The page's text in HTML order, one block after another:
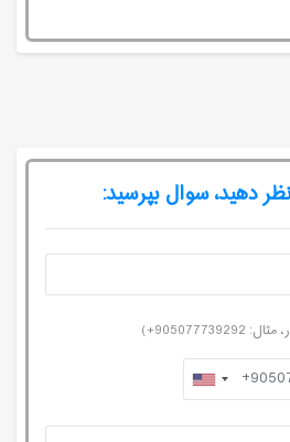
دهید، سوال بپرسید: